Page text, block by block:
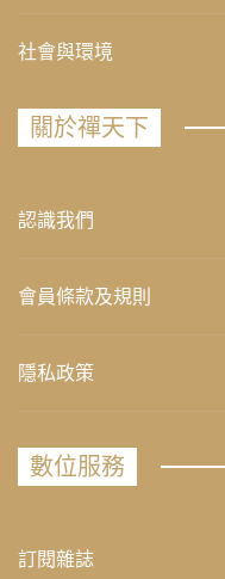
社會與環境
關於禪天下
認識我們
會員條款及規則
隱私政策
數位服務
訂閱雜誌